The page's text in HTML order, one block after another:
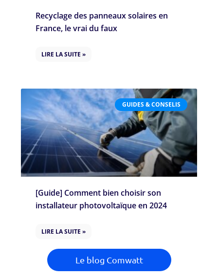
Recyclage des panneaux solaires en
France, le vrai du faux
LIRE LA SUITE »
GUIDES & CONSELIS
[Guide] Comment bien choisir son
installateur photovoltaïque en 2024
LIRE LA SUITE »
Le blog Comwatt